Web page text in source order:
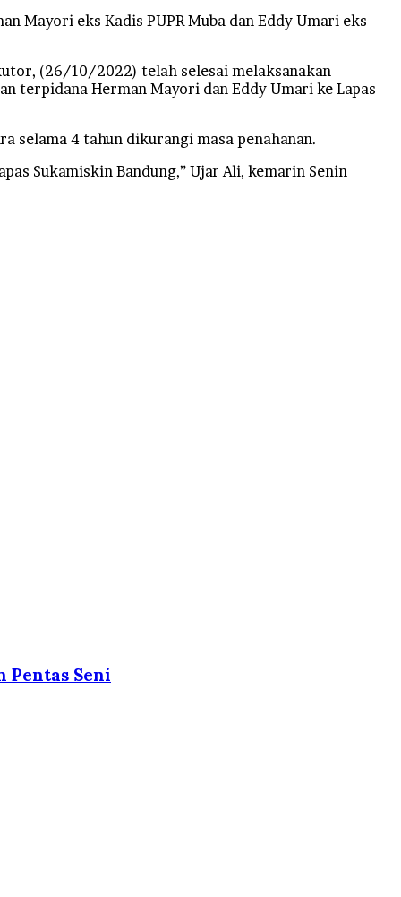
Mayori eks Kadis PUPR Muba dan Eddy Umari eks
(26/10/2022) telah selesai melaksanakan
terpidana Herman Mayori dan Eddy Umari ke Lapas
selama 4 tahun dikurangi masa penahanan.
Sukamiskin Bandung,” Ujar Ali, kemarin Senin
Pentas Seni